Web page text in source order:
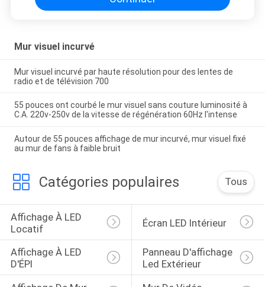
Mur visuel incurvé
Mur visuel incurvé par haute résolution pour des lentes de
radio et de télévision 700
55 pouces ont courbé le mur visuel sans couture luminosité à
C.A. 220v-250v de la vitesse de régénération 60Hz l'intense
Autour de 55 pouces affichage de mur incurvé, mur visuel fixé
au mur de fans à faible bruit
Catégories populaires Tous
Affichage À LED
Locatif
Écran LED Intérieur
Affichage À LED
D'ÉPI
Panneau D'affichage
Led Extérieur